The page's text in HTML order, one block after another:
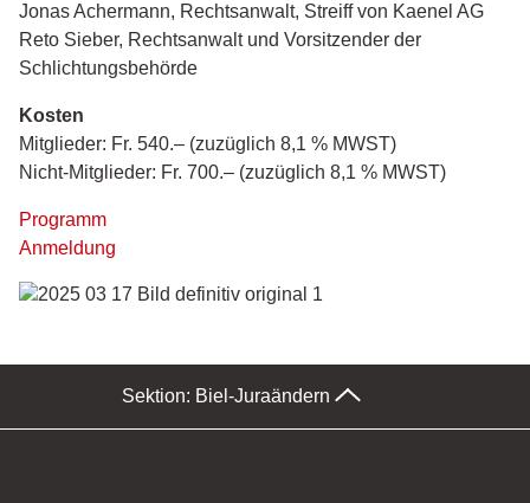
Jonas Achermann, Rechtsanwalt, Streiff von Kaenel AG
Reto Sieber, Rechtsanwalt und Vorsitzender der
Schlichtungsbehörde
Kosten
Mitglieder: Fr. 540.– (zuzüglich 8,1 % MWST)
Nicht-Mitglieder: Fr. 700.– (zuzüglich 8,1 % MWST)
Programm
Anmeldung
Sektion: Biel-Juraändern